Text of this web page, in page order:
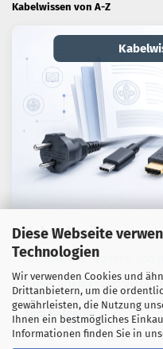
Diese Webseite
Technologien
Wir verwenden Cookies und
Drittanbietern, um die
gewährleisten, die Nutzung
Ihnen ein bestmögliches
Informationen finden Sie in
Kabelwissen von A-Z
Kabel-Lexikon
Fachbegriffe, Normen und
Kabel, Adapter und
Zum Ratgeber